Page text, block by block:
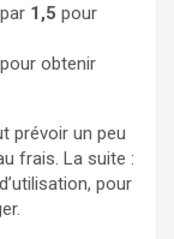
1,5 pour
pour obtenir
prévoir un peu
frais. La suite :
pour